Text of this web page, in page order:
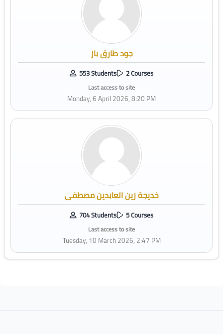
جود طارق باز
553 Students 2 Courses
Last access to site
Monday, 6 April 2026, 8:20 PM
خديجة زين العابدين مصطفى
704 Students 5 Courses
Last access to site
Tuesday, 10 March 2026, 2:47 PM